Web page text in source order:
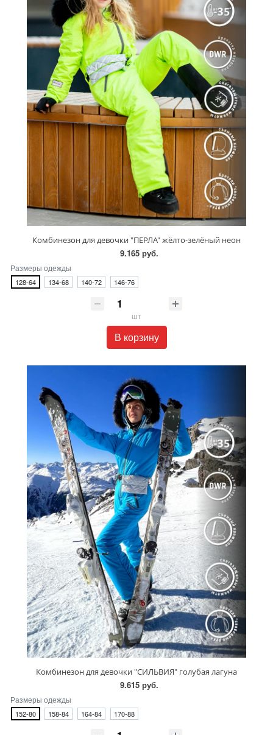
Комбинезон для девочки "ПЕРЛА" жёлто-зелёный неон
9.165 руб.
Размеры одежды
128-64 134-68 140-72 146-76
шт
В корзину
Комбинезон для девочки "СИЛЬВИЯ" голубая лагуна
9.615 руб.
Размеры одежды
152-80 158-84 164-84 170-88